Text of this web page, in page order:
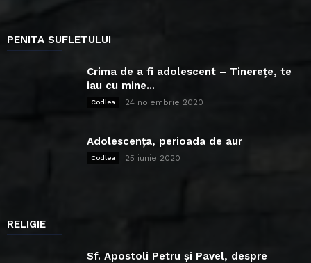
PENITA SUFLETULUI
Crima de a fi adolescent – Tinerețe, te
iau cu mine...
Codlea 24 noiembrie 2020
Adolescența, perioada de aur
Codlea 25 iunie 2020
RELIGIE
Sf. Apostoli Petru și Pavel, despre